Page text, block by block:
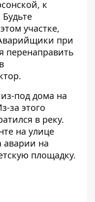
к
участке,
при
перенаправить
из-под дома на
за этого
в реку.
на улице
аварии на
площадку.